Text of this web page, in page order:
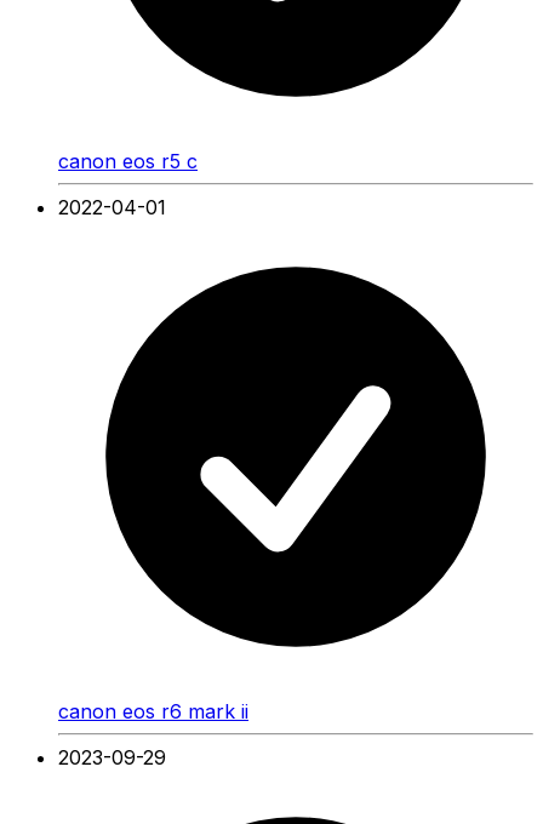
canon eos r5 c
2022-04-01
canon eos r6 mark ii
2023-09-29